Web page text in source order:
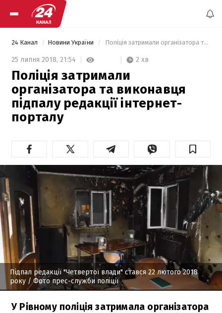
24 Канал Новини України Поліція затримали організатора та виконавця підпалу редакції інтернет-порталу
25 липня 2018, 21:54 2 хв
Поліція затримали
організатора та виконавця
підпалу редакції інтернет-
порталу
Підпал редакції "Четвертої влади" стався 22 лютого 2018
року / Фото прес-служби поліції
У Рівному поліція затримала організатора